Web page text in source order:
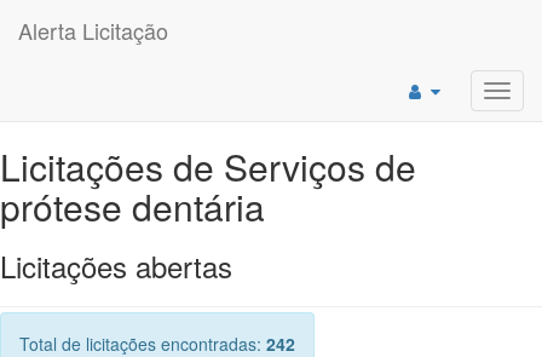
Alerta Licitação
Licitações de Serviços de
prótese dentária
Licitações abertas
Total de licitações encontradas: 242